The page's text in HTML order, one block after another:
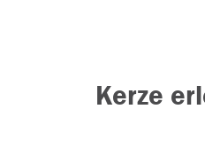
Kerze